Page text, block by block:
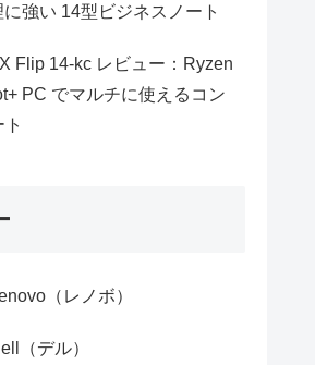
強い 14型ビジネスノート
Flip 14-kc レビュー：Ryzen
PC でマルチに使えるコン
（レノボ）
（デル）